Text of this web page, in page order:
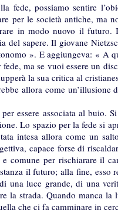
fede, possiamo sentire
per le società antiche,
in modo nuovo il
del sapere. Il giovane
». E aggiungeva: « A
ma se vuoi essere un
la sua critica al
allora come
essere associata al buio.
Lo spazio per la fede si
intesa allora come un
capace forse di
comune per rischiarare il
il futuro; alla fine, esso
una luce grande, di una
la strada. Quando manca
che ci fa camminare in